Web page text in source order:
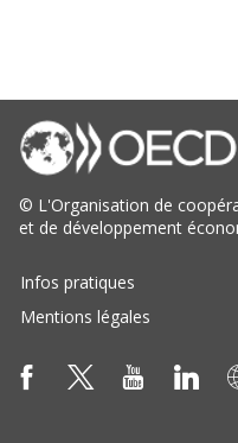
© L'Organisation de
et de développement
Infos pratiques
Mentions légales